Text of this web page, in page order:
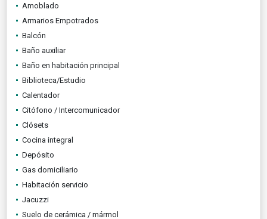
Amoblado
Armarios Empotrados
Balcón
Baño auxiliar
Baño en habitación principal
Biblioteca/Estudio
Calentador
Citófono / Intercomunicador
Clósets
Cocina integral
Depósito
Gas domiciliario
Habitación servicio
Jacuzzi
Suelo de cerámica / mármol